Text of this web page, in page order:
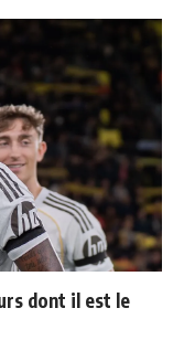
dont il est le